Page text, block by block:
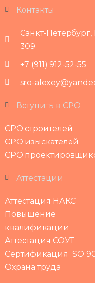
Контакты
Санкт-Петербург,
309
+7 (911) 912-52-55
sro-
Вступить в СРО
СРО строителей
СРО изыскателей
СРО
Аттестации
Аттестация НАКС
Повышение
квалификации
Аттестация СОУТ
Сертификация ISO
Охрана труда